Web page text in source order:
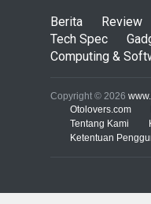
Berita Review
Tech Spec
Computing &
Copyright © 2026
Otolovers.com
Tentang Kami
Ketentuan